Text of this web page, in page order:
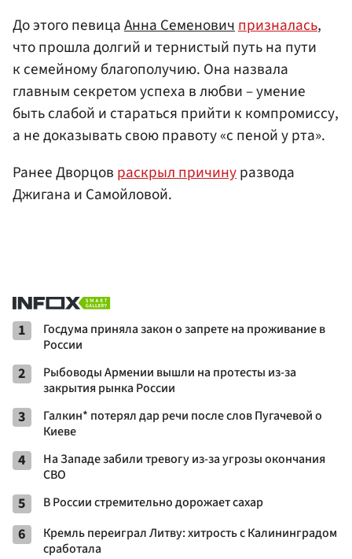
До этого певицаАнна Семеновичпризналась,
что прошла долгий и тернистый путь на пути
к семейному благополучию. Она назвала
главным секретом успеха в любви – умение
быть слабой и стараться прийти к компромиссу,
а не доказывать свою правоту «с пеной у рта».
Ранее Дворцов раскрыл причинуразвода
Джигана и Самойловой.
1
Госдума приняла закон о запрете на проживание в
России
2
Рыбоводы Армении вышли на протесты из-за
закрытия рынка России
3
Галкин* потерял дар речи после слов Пугачевой о
Киеве
4
На Западе забили тревогу из-за угрозы окончания
СВО
5 В России стремительно дорожает сахар
6
Кремль переиграл Литву: хитрость с Калининградом
сработала